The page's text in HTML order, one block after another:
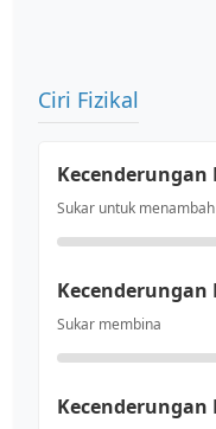
Ciri Fizikal
Sukar untuk menambah
Sukar membina
Kecenderungan